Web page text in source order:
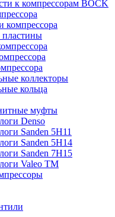
к компрессорам BOCK
коллекторы
кольца
муфты
Denso
Sanden 5H11
Sanden 5H14
Sanden 7H15
Valeo ТМ